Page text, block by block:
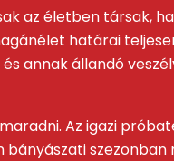
az életben társak,
határai
annak állandó
Az igazi
szezonban